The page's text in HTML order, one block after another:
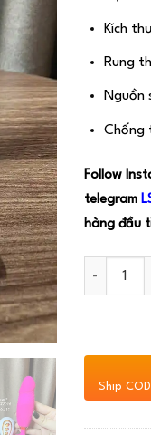
Kích
Rung
Nguồn
Chống
Follow
telegram
hàng đầu
Ship